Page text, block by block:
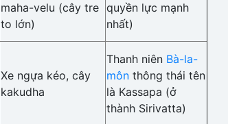
maha-velu (cây tre
to lớn)
quyền lực mạnh
nhất)
Xe ngựa kéo, cây
kakudha
Thanh niên Bà-la-
môn thông thái tên
là Kassapa (ở
thành Sirivatta)